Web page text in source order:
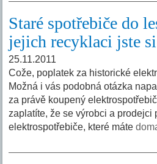
Staré spotřebiče do
jejich recyklaci jste
25.11.2011
Cože, poplatek za historické
Možná i vás podobná otázka
za právě koupený
zaplatíte, že se výrobci a prodejci
elektrospotřebiče, které máte